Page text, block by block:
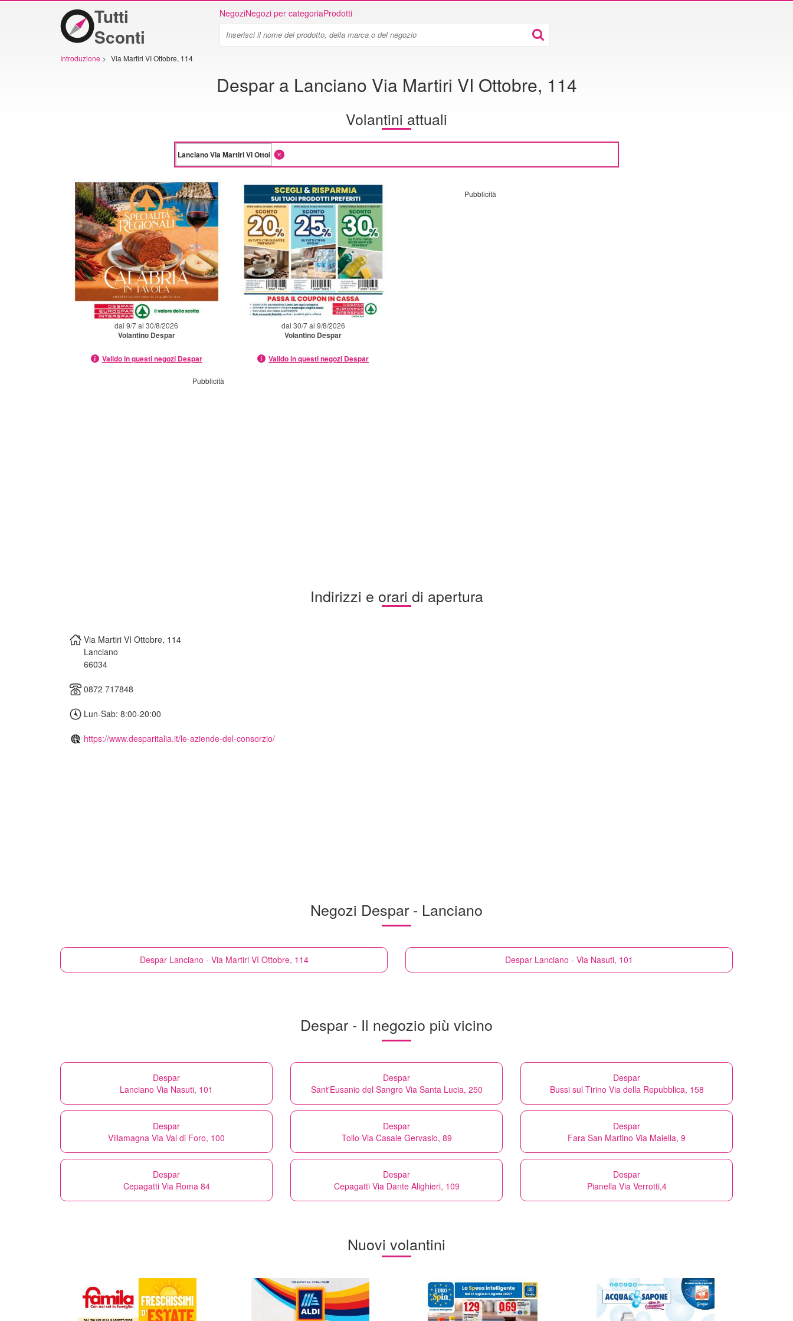
Tutti
Sconti
NegoziNegozi per categoriaProdotti
Introduzione > Via Martiri VI Ottobre, 114
Despar a Lanciano Via Martiri VI Ottobre, 114
Volantini attuali
dal 9/7 al 30/8/2026
Volantino Despar
Valido in questi negozi Despar
dal 30/7 al 9/8/2026
Volantino Despar
Valido in questi negozi Despar
Pubblicità
Pubblicità
Indirizzi e orari di apertura
Via Martiri VI Ottobre, 114
Lanciano
66034
0872 717848
Lun-Sab: 8:00-20:00
https://www.desparitalia.it/le-aziende-del-consorzio/
Negozi Despar - Lanciano
Despar Lanciano - Via Martiri VI Ottobre, 114 Despar Lanciano - Via Nasuti, 101
Despar - Il negozio più vicino
Despar
Lanciano Via Nasuti, 101
Despar
Sant'Eusanio del Sangro Via Santa Lucia, 250
Despar
Bussi sul Tirino Via della Repubblica, 158
Despar
Villamagna Via Val di Foro, 100
Despar
Tollo Via Casale Gervasio, 89
Despar
Fara San Martino Via Maiella, 9
Despar
Cepagatti Via Roma 84
Despar
Cepagatti Via Dante Alighieri, 109
Despar
Pianella Via Verrotti,4
Nuovi volantini